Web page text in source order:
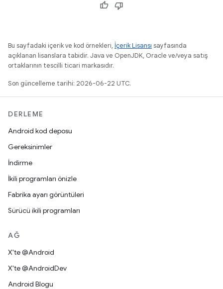
Bu sayfadaki içerik ve kod örnekleri, İçerik Lisansı sayfasında
açıklanan lisanslara tabidir. Java ve OpenJDK, Oracle ve/veya satış
ortaklarının tescilli ticari markasıdır.
Son güncelleme tarihi: 2026-06-22 UTC.
DERLEME
Android kod deposu
Gereksinimler
İndirme
İkili programları önizle
Fabrika ayarı görüntüleri
Sürücü ikili programları
AĞ
X'te @Android
X'te @AndroidDev
Android Blogu